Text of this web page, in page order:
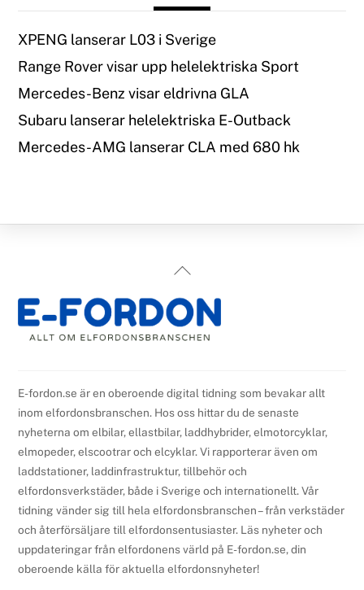
XPENG lanserar L03 i Sverige
Range Rover visar upp helelektriska Sport
Mercedes-Benz visar eldrivna GLA
Subaru lanserar helelektriska E-Outback
Mercedes-AMG lanserar CLA med 680 hk
Back
Top
E-fordon.se är en oberoende digital tidning som bevakar allt
inom elfordonsbranschen. Hos oss hittar du de senaste
nyheterna om elbilar, ellastbilar, laddhybrider, elmotorcyklar,
elmopeder, elscootrar och elcyklar. Vi rapporterar även om
laddstationer, laddinfrastruktur, tillbehör och
elfordonsverkstäder, både i Sverige och internationellt. Vår
tidning vänder sig till hela elfordonsbranschen – från verkstäder
och återförsäljare till elfordonsentusiaster. Läs nyheter och
uppdateringar från elfordonens värld på E-fordon.se, din
oberoende källa för aktuella elfordonsnyheter!